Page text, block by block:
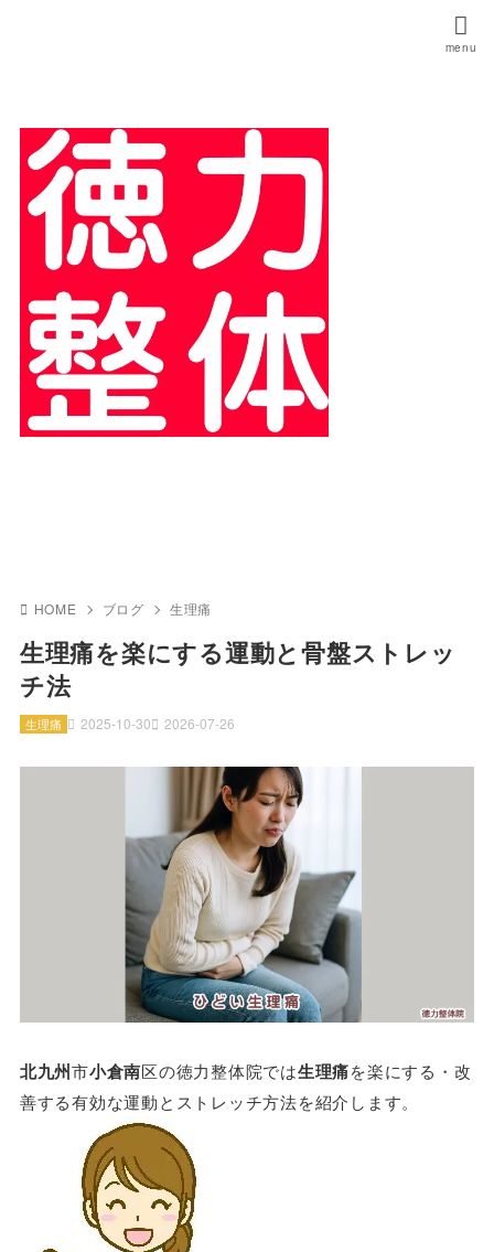
HOME ブログ 生理痛
生理痛を楽にする運動と骨盤ストレッ
チ法
2025-10-30 2026-07-26
生理痛
北九州市小倉南区の徳力整体院では生理痛を楽にする・改
善する有効な運動とストレッチ方法を紹介します。